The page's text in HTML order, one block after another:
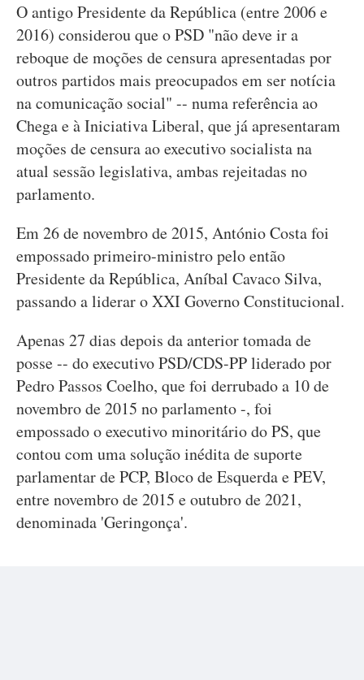
O antigo Presidente da República (entre 2006 e
2016) considerou que o PSD "não deve ir a
reboque de moções de censura apresentadas por
outros partidos mais preocupados em ser notícia
na comunicação social" -- numa referência ao
Chega e à Iniciativa Liberal, que já apresentaram
moções de censura ao executivo socialista na
atual sessão legislativa, ambas rejeitadas no
parlamento.
Em 26 de novembro de 2015, António Costa foi
empossado primeiro-ministro pelo então
Presidente da República, Aníbal Cavaco Silva,
passando a liderar o XXI Governo Constitucional.
Apenas 27 dias depois da anterior tomada de
posse -- do executivo PSD/CDS-PP liderado por
Pedro Passos Coelho, que foi derrubado a 10 de
novembro de 2015 no parlamento -, foi
empossado o executivo minoritário do PS, que
contou com uma solução inédita de suporte
parlamentar de PCP, Bloco de Esquerda e PEV,
entre novembro de 2015 e outubro de 2021,
denominada 'Geringonça'.